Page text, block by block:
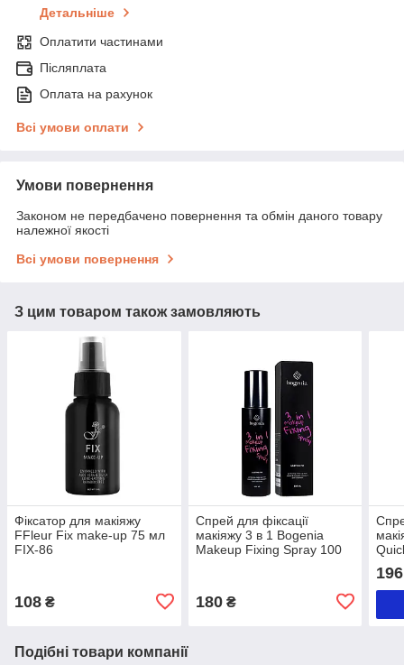
Детальніше
Оплатити частинами
Післяплата
Оплата на рахунок
Всі умови оплати
Умови повернення
Законом не передбачено повернення та обмін даного товару
належної якості
Всі умови повернення
З цим товаром також замовляють
Фіксатор для макіяжу
FFleur Fix make-up 75 мл
FIX-86
108 ₴
Спрей для фіксації
макіяжу 3 в 1 Bogenia
Makeup Fixing Spray 100
180₴
196
Подібні товари компанії